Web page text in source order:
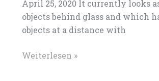
April 25, 2020 It currently looks
objects behind glass and which
objects at a distance with
Re-
Weiterlesen »